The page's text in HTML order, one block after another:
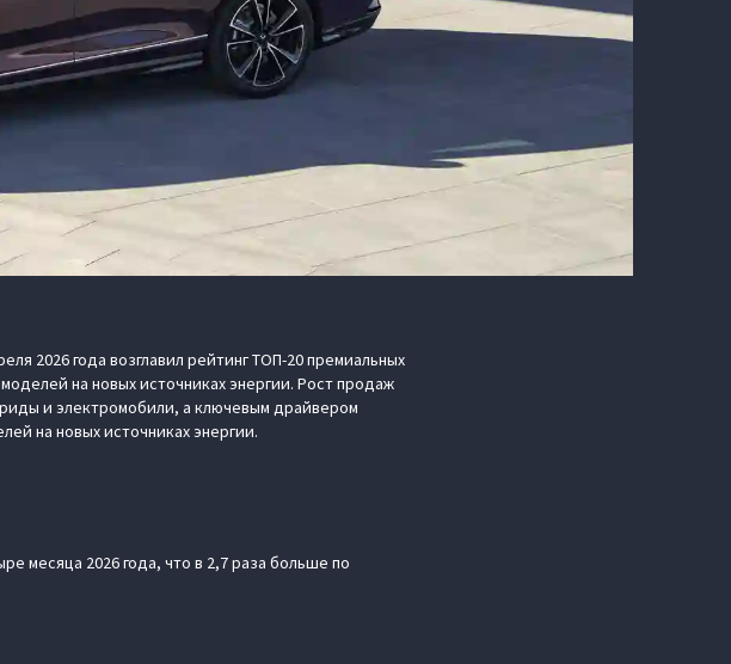
2026 года возглавил рейтинг ТОП-20 премиальных
на новых источниках энергии. Рост продаж
и электромобили, а ключевым драйвером
на новых источниках энергии.
месяца 2026 года, что в 2,7 раза больше по